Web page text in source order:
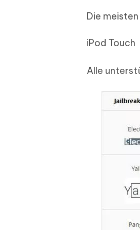
Die
iPod Touch
Alle